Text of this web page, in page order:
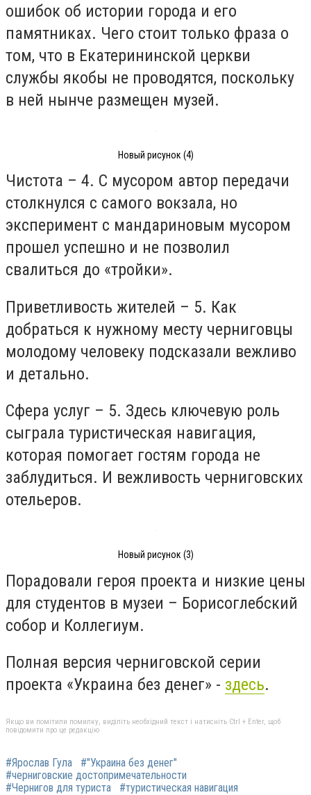
ошибок об истории города и его
памятниках. Чего стоит только фраза о
том, что в Екатерининской церкви
службы якобы не проводятся, поскольку
в ней нынче размещен музей.
Новый рисунок (4)
Чистота – 4. С мусором автор передачи
столкнулся с самого вокзала, но
эксперимент с мандариновым мусором
прошел успешно и не позволил
свалиться до «тройки».
Приветливость жителей – 5. Как
добраться к нужному месту черниговцы
молодому человеку подсказали вежливо
и детально.
Сфера услуг – 5. Здесь ключевую роль
сыграла туристическая навигация,
которая помогает гостям города не
заблудиться. И вежливость черниговских
отельеров.
Новый рисунок (3)
Порадовали героя проекта и низкие цены
для студентов в музеи – Борисоглебский
собор и Коллегиум.
Полная версия черниговской серии
проекта «Украина без денег» - здесь.
Якщо ви помітили помилку, виділіть необхідний текст і натисніть Ctrl + Enter, щоб
повідомити про це редакцію
#Ярослав Гула
#"Украина без денег"
#черниговские достопримечательности
#Чернигов для туриста
#туристическая навигация